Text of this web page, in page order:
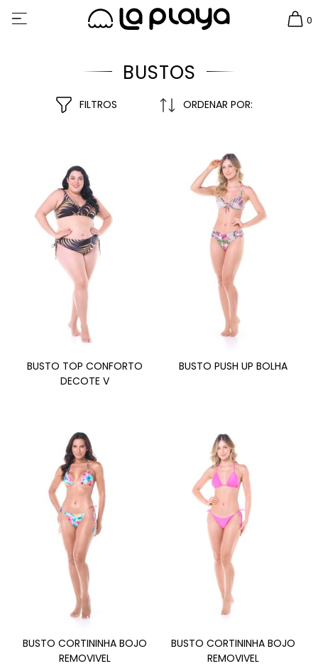
0
BUSTOS
FILTROS ORDENAR POR:
BUSTO TOP CONFORTO
DECOTE V
BUSTO PUSH UP BOLHA
BUSTO CORTININHA BOJO
REMOVIVEL
BUSTO CORTININHA BOJO
REMOVIVEL